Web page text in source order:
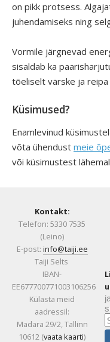
on pikk protsess.
juhendamiseks ning
Vormile järgnevad
sisaldab ka
tõeliselt värske ja
Küsimused?
Enamlevinud
võta ühendust meie
või küsimustest
Kontakt:
Telefon: 5330 7535
(Leino)
E-post: info@taiji.ee
Taiji Selts
IBAN-
EE677700771003106256
Külasta meid
aadressil:
Madara 29/2, Tallinn
10612 (vaata kaarti)